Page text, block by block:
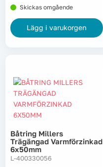
Skickas omgående
Lägg i varukorgen
Båtring Millers
Trägängad Varmförzinkad
6x50mm
L-400330056